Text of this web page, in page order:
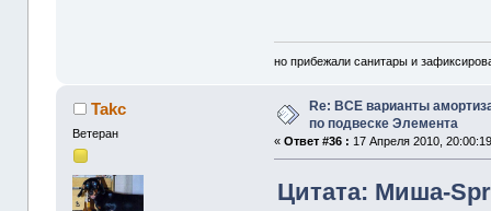
но прибежали санитары и
Takc
Ветеран
Re: ВСЕ варианты
по подвеске Элемента
«Ответ #36 : 17 Апреля 2010,
Цитата: Миша-